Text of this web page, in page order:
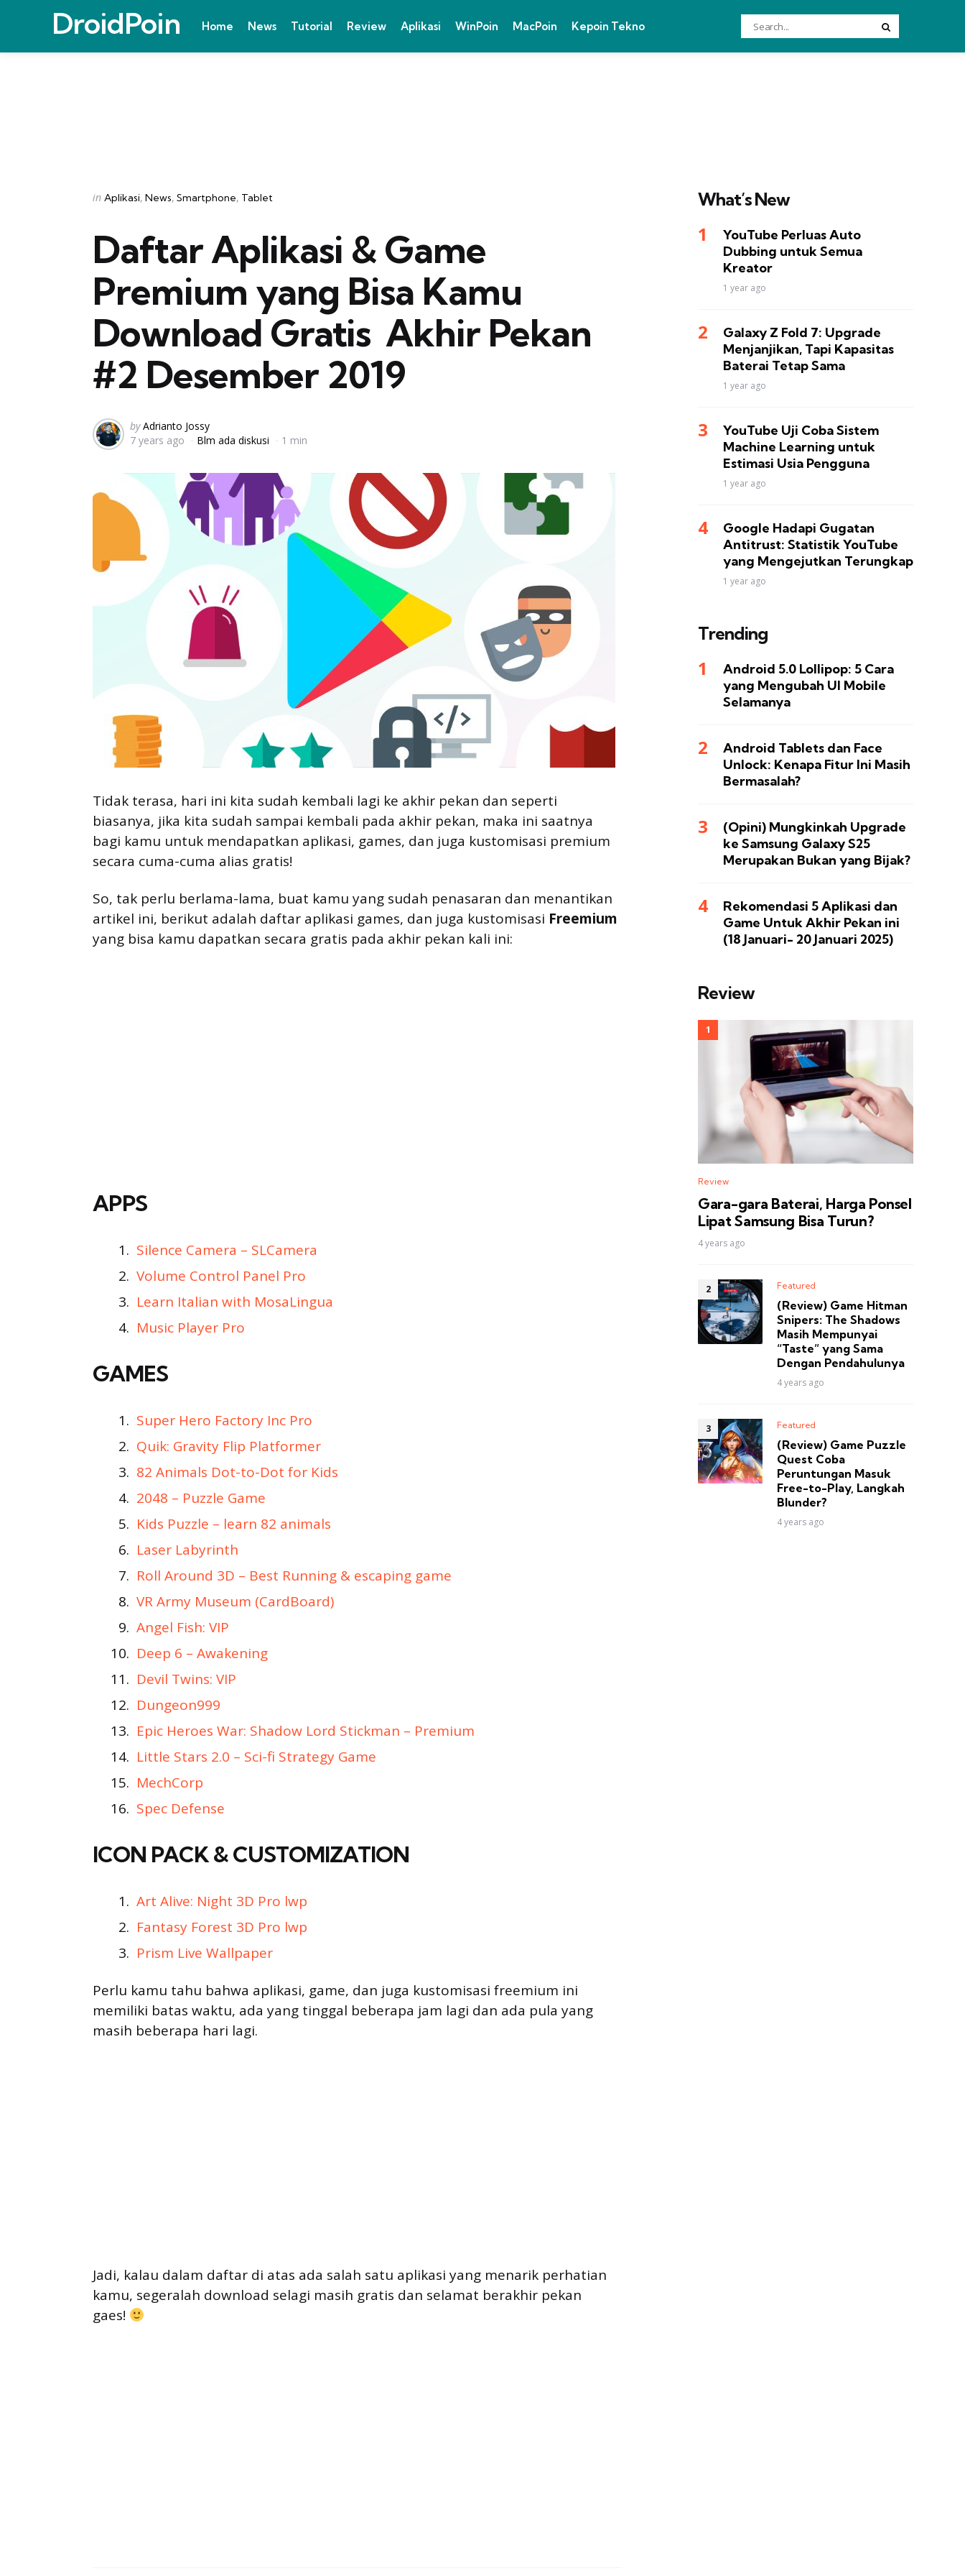
DroidPoin Home News Tutorial Review Aplikasi WinPoin MacPoin Kepoin Tekno
Search
for:
Categories
Posted
in Aplikasi News Smartphone Tablet
Daftar Aplikasi & Game
Premium yang Bisa Kamu
Download Gratis  Akhir Pekan
#2 Desember 2019
Posted
by
by Adrianto Jossy
7 years ago
Blm ada diskusi 1 min
Tidak terasa, hari ini kita sudah kembali lagi ke akhir pekan dan seperti
biasanya, jika kita sudah sampai kembali pada akhir pekan, maka ini saatnya
bagi kamu untuk mendapatkan aplikasi, games, dan juga kustomisasi premium
secara cuma-cuma alias gratis!
So, tak perlu berlama-lama, buat kamu yang sudah penasaran dan menantikan
artikel ini, berikut adalah daftar aplikasi games, dan juga kustomisasi  Freemium
yang bisa kamu dapatkan secara gratis pada akhir pekan kali ini:
APPS
Silence Camera – SLCamera
Volume Control Panel Pro
Learn Italian with MosaLingua
Music Player Pro
GAMES
Super Hero Factory Inc Pro
Quik: Gravity Flip Platformer
82 Animals Dot-to-Dot for Kids
2048 – Puzzle Game
Kids Puzzle – learn 82 animals
Laser Labyrinth
Roll Around 3D – Best Running & escaping game
VR Army Museum (CardBoard)
Angel Fish: VIP
Deep 6 – Awakening
Devil Twins: VIP
Dungeon999
Epic Heroes War: Shadow Lord Stickman – Premium
Little Stars 2.0 – Sci-fi Strategy Game
MechCorp
Spec Defense
ICON PACK & CUSTOMIZATION
Art Alive: Night 3D Pro lwp
Fantasy Forest 3D Pro lwp
Prism Live Wallpaper
Perlu kamu tahu bahwa aplikasi, game, dan juga kustomisasi freemium ini
memiliki batas waktu, ada yang tinggal beberapa jam lagi dan ada pula yang
masih beberapa hari lagi.
Jadi, kalau dalam daftar di atas ada salah satu aplikasi yang menarik perhatian
kamu, segeralah download selagi masih gratis dan selamat berakhir pekan
gaes!
What’s New
YouTube Perluas Auto
Dubbing untuk Semua
Kreator
1 year ago
Galaxy Z Fold 7: Upgrade
Menjanjikan, Tapi Kapasitas
Baterai Tetap Sama
1 year ago
YouTube Uji Coba Sistem
Machine Learning untuk
Estimasi Usia Pengguna
1 year ago
Google Hadapi Gugatan
Antitrust: Statistik YouTube
yang Mengejutkan Terungkap
1 year ago
Trending
Android 5.0 Lollipop: 5 Cara
yang Mengubah UI Mobile
Selamanya
Android Tablets dan Face
Unlock: Kenapa Fitur Ini Masih
Bermasalah?
(Opini) Mungkinkah Upgrade
ke Samsung Galaxy S25
Merupakan Bukan yang Bijak?
Rekomendasi 5 Aplikasi dan
Game Untuk Akhir Pekan ini
(18 Januari- 20 Januari 2025)
Review
Review
Gara-gara Baterai, Harga Ponsel
Lipat Samsung Bisa Turun?
4 years ago
Featured
(Review) Game Hitman
Snipers: The Shadows
Masih Mempunyai
“Taste” yang Sama
Dengan Pendahulunya
4 years ago
Featured
(Review) Game Puzzle
Quest Coba
Peruntungan Masuk
Free-to-Play, Langkah
Blunder?
4 years ago